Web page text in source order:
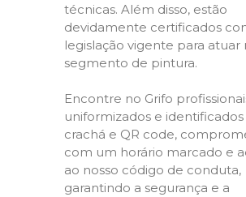
técnicas. Além disso, estão
devidamente certificados
legislação vigente para atuar
segmento de pintura.
Encontre no Grifo
uniformizados e
crachá e QR code,
com um horário marcado e
ao nosso código de conduta,
garantindo a segurança e a